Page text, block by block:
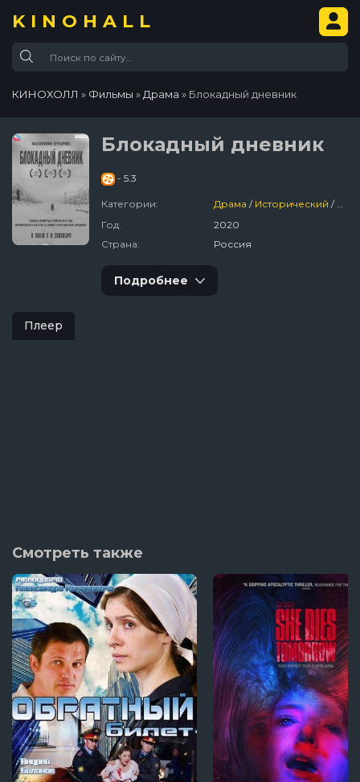
KINOHALL
КИНОХОЛЛ » Фильмы » Драма » Блокадный дневник
Блокадный дневник
- 5.3
Категории: Драма / Исторический /
Год:
2020
Страна:
Россия
Подробнее
Плеер
Смотреть также